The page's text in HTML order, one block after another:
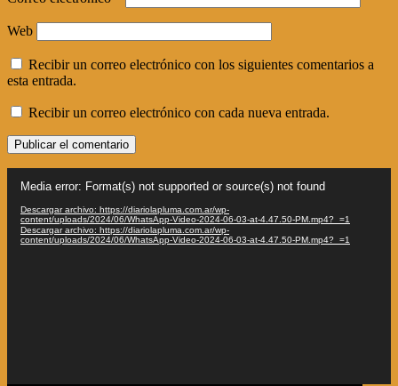
Web
Recibir un correo electrónico con los siguientes comentarios a
esta entrada.
Recibir un correo electrónico con cada nueva entrada.
vídeo
Media error: Format(s) not supported or source(s) not found
Descargar archivo: https://diariolapluma.com.ar/wp-
content/uploads/2024/06/WhatsApp-Video-2024-06-03-at-4.47.50-PM.mp4?_=1
Descargar archivo: https://diariolapluma.com.ar/wp-
content/uploads/2024/06/WhatsApp-Video-2024-06-03-at-4.47.50-PM.mp4?_=1